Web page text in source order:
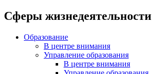
Сферы жизнедеятельности
Образование
В центре внимания
Управление образования
В центре внимания